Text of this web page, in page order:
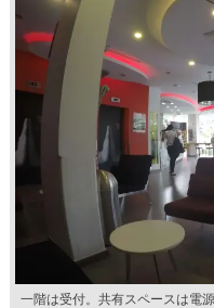
一階は受付。共有スペースは電